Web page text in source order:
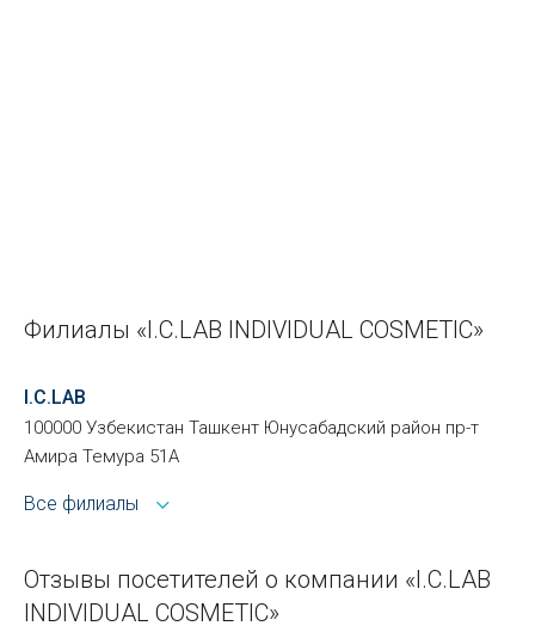
Филиалы «I.C.LAB INDIVIDUAL COSMETIC»
I.C.LAB
100000 Узбекистан Ташкент Юнусабадский район пр-т
Амира Темура 51А
Все филиалы
Отзывы посетителей о компании «I.C.LAB
INDIVIDUAL COSMETIC»